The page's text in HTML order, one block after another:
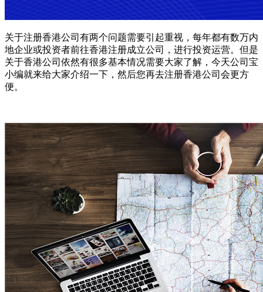
关于注册香港公司有两个问题需要引起重视，每年都有数万内
地企业或投资者前往香港注册成立公司，进行投资运营。但是
关于香港公司依然有很多基本情况需要大家了解，今天公司宝
小编就来给大家介绍一下，然后您再去注册香港公司会更方
便。